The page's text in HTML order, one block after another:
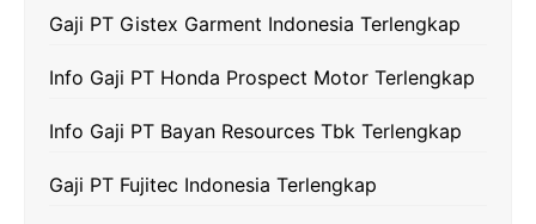
o
k
a
m
p
p
n
k
Gaji PT Gistex Garment Indonesia Terlengkap
Info Gaji PT Honda Prospect Motor Terlengkap
Info Gaji PT Bayan Resources Tbk Terlengkap
Gaji PT Fujitec Indonesia Terlengkap